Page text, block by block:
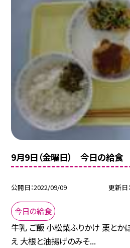
9月9日（金曜日） 今日の給食
公開日 2022/09/09 更新日
今日の給食
牛乳 ご飯 小松菜ふりかけ 栗とか
え 大根と油揚げのみそ...